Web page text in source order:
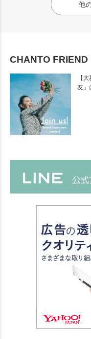
他
CHANTO FRIEND
【
友」